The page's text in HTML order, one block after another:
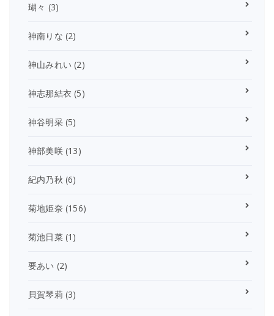
瑚々 (3)
神南りな (2)
神山みれい (2)
神志那結衣 (5)
神谷明采(5)
神部美咲(13)
紀内乃秋 (6)
菊地姫奈 (156)
菊池日菜(1)
要あい (2)
貝賀琴莉 (3)